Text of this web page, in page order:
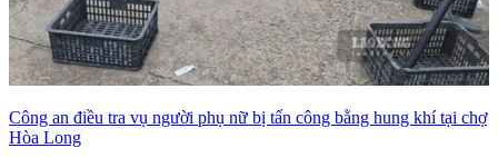
Công an điều tra vụ người phụ nữ bị tấn công bằng hung khí tại chợ
Hòa Long